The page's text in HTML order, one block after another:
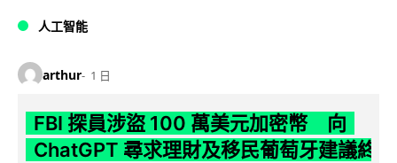
人工智能
arthur 1 日
FBI 探員涉盜 100 萬美元加密幣 向
ChatGPT 尋求理財及移民葡萄牙建議終